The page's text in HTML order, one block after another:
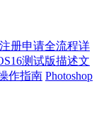
册申请全流程详
测试版描述文
作指南 Photoshop